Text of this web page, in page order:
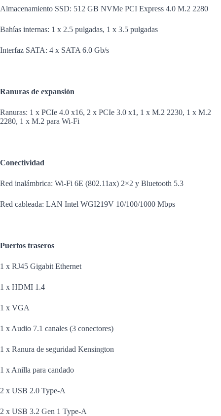
Almacenamiento SSD: 512 GB NVMe PCI Express 4.0 M.2 2280
Bahías internas: 1 x 2.5 pulgadas, 1 x 3.5 pulgadas
Interfaz SATA: 4 x SATA 6.0 Gb/s
Ranuras de expansión
Ranuras: 1 x PCIe 4.0 x16, 2 x PCIe 3.0 x1, 1 x M.2 2230, 1 x M.2
2280, 1 x M.2 para Wi-Fi
Conectividad
Red inalámbrica: Wi-Fi 6E (802.11ax) 2×2 y Bluetooth 5.3
Red cableada: LAN Intel WGI219V 10/100/1000 Mbps
Puertos traseros
1 x RJ45 Gigabit Ethernet
1 x HDMI 1.4
1 x VGA
1 x Audio 7.1 canales (3 conectores)
1 x Ranura de seguridad Kensington
1 x Anilla para candado
2 x USB 2.0 Type-A
2 x USB 3.2 Gen 1 Type-A